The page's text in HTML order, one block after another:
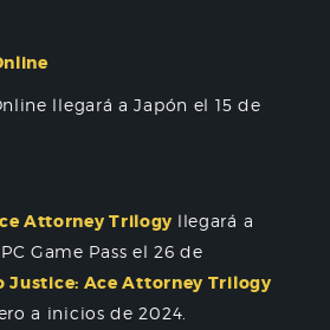
llegará a Japón el 15 de
Attorney Trilogy llegará a
Game Pass el 26 de
Justice: Ace Attorney Trilogy
a inicios de 2024.